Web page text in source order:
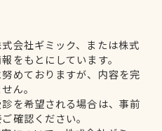
会社ギミック、または株式
をもとにしています。
めておりますが、内容を完
ん。
を希望される場合は、事前
確認ください。